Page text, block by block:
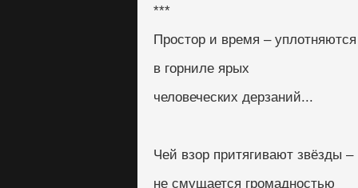
***
Простор и время –
в горниле ярых
человеческих дерзаний...
Чей взор притягивают звёзды –
не смущается громадностью